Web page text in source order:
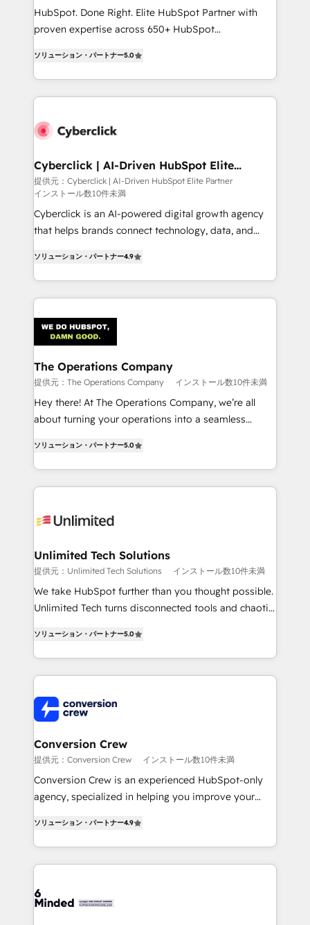
HubSpot CRM drives measurable results. Our
RevOps services align your sales, marketing, and
optimize the revenue lifecycle—lead generation to
retention—by refining processes and eliminating
maximize profitability and adapt to your goals.
HubSpot. Done Right. Elite HubSpot Partner with
proven expertise across 650+ HubSpot
experience, we help you use the HubSpot platform
to its fullest capacity, improve your current HubSpot
website, or build your new one.
ソリューション・パートナー5.0
Cyberclick | AI-Driven HubSpot Elite
Partner
提供元：Cyberclick | AI-Driven HubSpot Elite Partner
インストール数10件未満
Cyberclick is an AI-powered digital growth agency
that helps brands connect technology, data, and
Barcelona and operating across Spain, LATAM, and
the UK, we support global companies in building
smarter marketing, sales, and customer success
Iberia (Spain & Portugal), we combine human insight
with intelligent automation to drive sustainable
growth. Our multidisciplinary team designs solutions
that simplify complexity, boost performance, and
turn innovation into real impact. 🌍 Highlights •
HubSpot Partner since 2012 • 2022 EMEA Impact
projects • Clients in 30+ industries • Proprietary
technology for integrations • Multilingual team:
ソリューション・パートナー4.9
The Operations Company
提供元：The Operations Company インストール数10件未満
Hey there! At The Operations Company, we’re all
about turning your operations into a seamless
transforming complex systems into efficient,
scalable solutions that work across your entire
organization. We’re a unique blend of deep HubSpot
operational know-how. We know that no two
solutions. Instead, we dive in to understand your
needs, goals, and challenges to deliver solutions that
fit like a glove. We’re committed to being both
highly effective and fun to work with. We believe in
relationships. Your success is our success, and we’re
all in this together! From startup to enterprise, we’ll
what matters most: growing your business and
wowing your customers. Let’s make HubSpot work
ソリューション・パートナー5.0
Unlimited Tech Solutions
提供元：Unlimited Tech Solutions インストール数10件未満
We take HubSpot further than you thought possible.
Unlimited Tech turns disconnected tools and chaotic
engine. We combine RevOps strategy with deep
technical execution to help teams scale faster—with
cleaner data, smarter automation, and more
Implementation & Migration · Native & Custom
Integrations · Custom Development · CPQ & FSM ·
Reporting & Analytics · GTM Architecture · Sales &
Marketing Enablement If you’re ready to elevate
HubSpot from “just your CRM” to your growth
infrastructure—let’s talk.
ソリューション・パートナー5.0
Conversion Crew
提供元：Conversion Crew インストール数10件未満
Conversion Crew is an experienced HubSpot-only
agency, specialized in helping you improve your
Implementing HubSpot (CRM, Marketing, Sales,
Service and Operations) - Developing fast, good-
looking websites in the HubSpot CMS - Building
systems you use You need a clear method to reach
ソリューション・パートナー4.9